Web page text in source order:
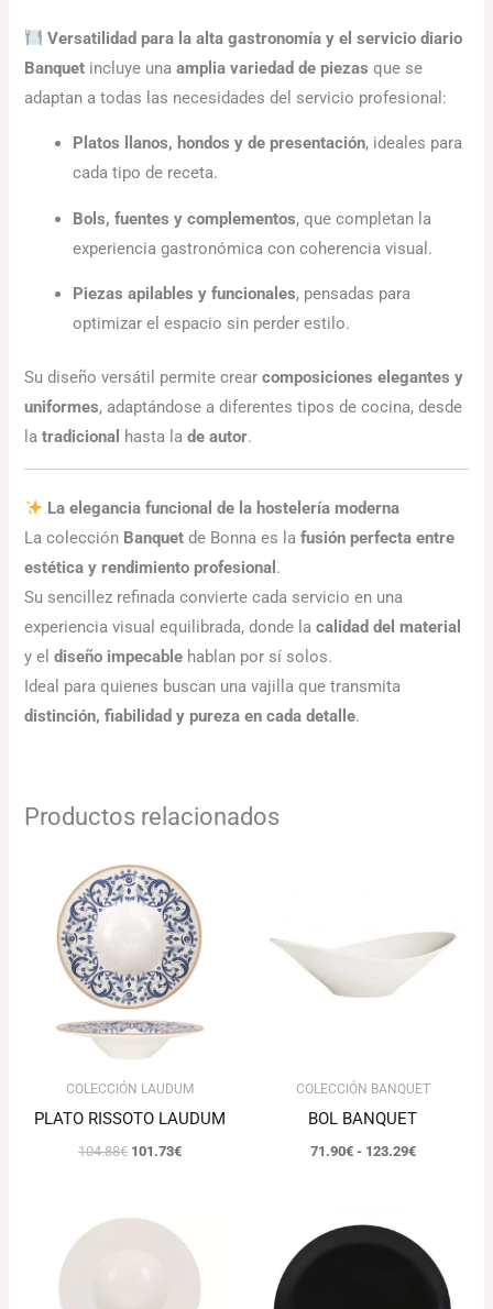
Versatilidad para la alta gastronomía y el servicio diario
Banquet incluye unaamplia variedad de piezas que se
adaptan a todas las necesidades del servicio profesional:
Platos llanos, hondos y de presentación, ideales para
cada tipo de receta.
Bols, fuentes y complementos, que completan la
experiencia gastronómica con coherencia visual.
Piezas apilables y funcionales, pensadas para
optimizar el espacio sin perder estilo.
Su diseño versátil permite crearcomposiciones elegantes y
uniformes, adaptándose a diferentes tipos de cocina, desde
latradicional hasta lade autor.
La elegancia funcional de la hostelería moderna
La colección Banquet de Bonna es lafusión perfecta entre
estética y rendimiento profesional .
Su sencillez refinada convierte cada servicio en una
experiencia visual equilibrada, donde lacalidad del material
y eldiseño impecable hablan por sí solos.
Ideal para quienes buscan una vajilla que transmita
distinción, fiabilidad y pureza en cada detalle.
Productos relacionados
COLECCIÓN LAUDUM
PLATO RISSOTO LAUDUM
104.88€
El
precio
original
104.88€.
101.73€
precio
actual
es:
101.73€.
COLECCIÓN BANQUET
BOL BANQUET
71.90€ - 123.29€
71.90€
hasta
El
precio precio
actual
de
precios:
desde
42.17€